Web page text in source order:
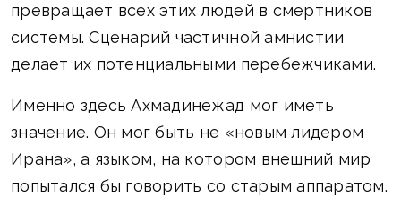
превращает всех этих людей в смертников
системы. Сценарий частичной амнистии
делает их потенциальными перебежчиками.
Именно здесь Ахмадинежад мог иметь
значение. Он мог быть не «новым лидером
Ирана», а языком, на котором внешний мир
попытался бы говорить со старым аппаратом.